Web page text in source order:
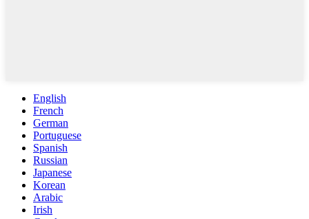
English
French
German
Portuguese
Spanish
Russian
Japanese
Korean
Arabic
Irish